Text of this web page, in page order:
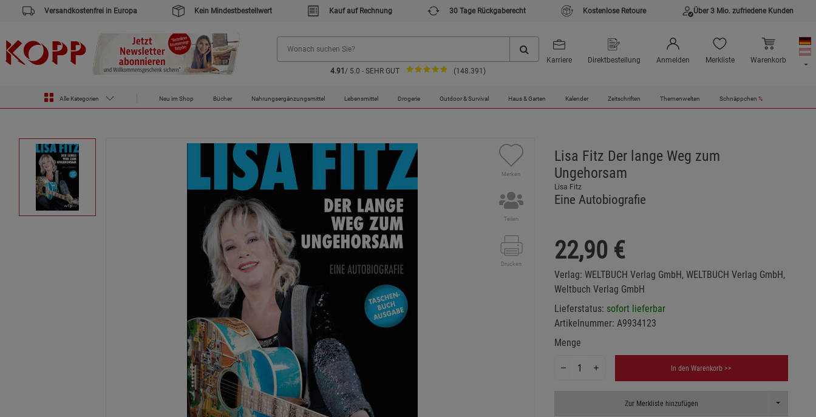
Versandkostenfrei in Europa Kein Mindestbestellwert Kauf auf Rechnung 30 Tage Rückgaberecht Kostenlose Retoure Über 3 Mio. zufriedene Kunden
4.91 / 5.0 - SEHR GUT (148.391)
Karriere Direktbestellung Anmelden Merkliste Warenkorb
Alle Kategorien Neu im Shop Bücher Nahrungsergänzungsmittel Lebensmittel Drogerie Outdoor & Survival Haus & Garten Kalender Zeitschriften Themenwelten Schnäppchen %
Merken
Teilen
Drucken
Lisa Fitz Der lange Weg zum
Ungehorsam
Lisa Fitz
Eine Autobiografie
22,90 €
Verlag: WELTBUCH Verlag GmbH, WELTBUCH Verlag GmbH,
Weltbuch Verlag GmbH
Lieferstatus: sofort lieferbar
Artikelnummer: A9934123
Menge
In den Warenkorb >>
Zur Merkliste hinzufügen Toggle